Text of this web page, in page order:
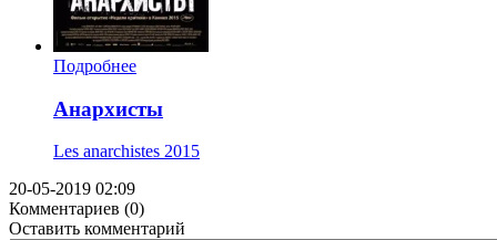
Подробнее
Анархисты
Les anarchistes 2015
20-05-2019 02:09
Комментариев (0)
Оставить комментарий